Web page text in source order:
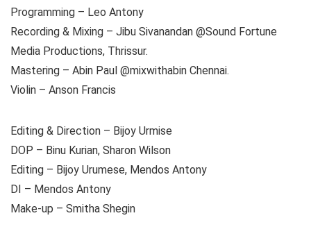
Programming – Leo Antony
Recording & Mixing – Jibu Sivanandan @Sound Fortune
Media Productions, Thrissur.
Mastering – Abin Paul @mixwithabin Chennai.
Violin – Anson Francis
Editing & Direction – Bijoy Urmise
DOP – Binu Kurian, Sharon Wilson
Editing – Bijoy Urumese, Mendos Antony
DI – Mendos Antony
Make-up – Smitha Shegin